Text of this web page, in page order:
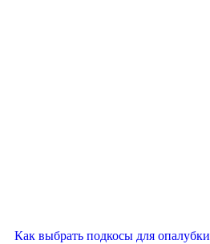
Как выбрать подкосы для опалубки